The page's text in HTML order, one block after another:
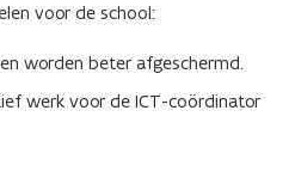
voor de school:
worden beter afgeschermd.
werk voor de ICT-coördinator